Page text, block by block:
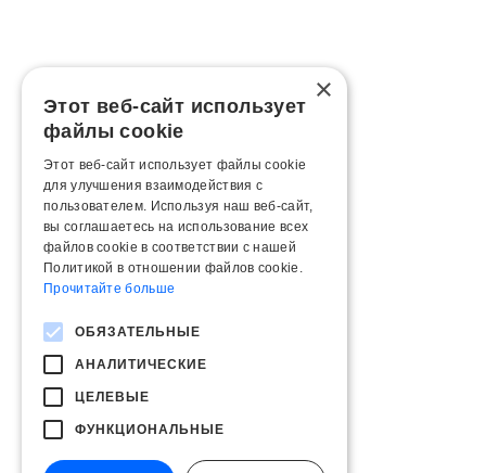
×
Этот веб-сайт использует
файлы cookie
Этот веб-сайт использует файлы cookie
для улучшения взаимодействия с
пользователем. Используя наш веб-сайт,
вы соглашаетесь на использование всех
файлов cookie в соответствии с нашей
Политикой в ​​отношении файлов cookie.
Прочитайте больше
ОБЯЗАТЕЛЬНЫЕ
АНАЛИТИЧЕСКИЕ
ЦЕЛЕВЫЕ
ФУНКЦИОНАЛЬНЫЕ